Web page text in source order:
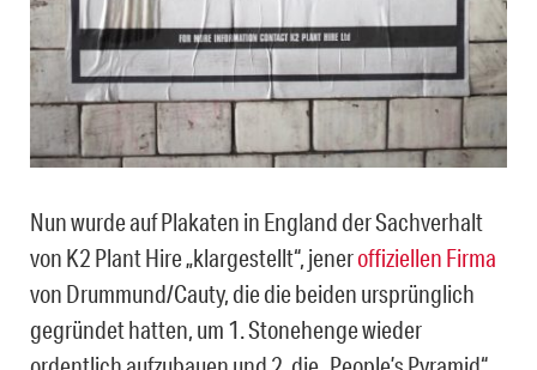
Nun wurde auf Plakaten in England der Sachverhalt
von K2 Plant Hire „klargestellt“, jeneroffiziellen Firma
von Drummund/Cauty, die die beiden ursprünglich
gegründet hatten, um 1. Stonehenge wieder